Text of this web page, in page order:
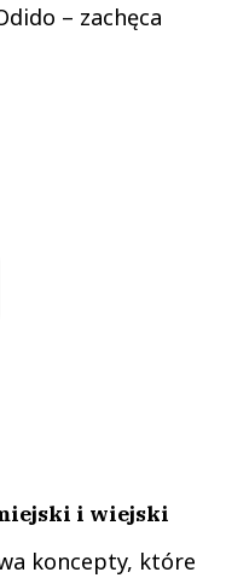
– zachęca
i wiejski
koncepty, które